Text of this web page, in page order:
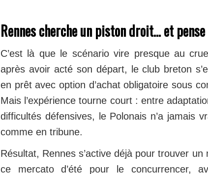
Rennes cherche un piston droit… et
C’est là que le scénario vire presque au
après avoir acté son départ, le club breton
en prêt avec option d’achat obligatoire sous
Mais l’expérience tourne court : entre
difficultés défensives, le Polonais n’a jamais
comme en tribune.
Résultat, Rennes s’active déjà pour trouver
ce mercato d’été pour le concurrencer,